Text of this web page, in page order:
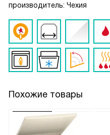
производитель: Чехия
Похожие товары